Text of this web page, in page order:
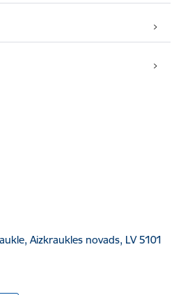
Aizkraukles novads, LV 5101